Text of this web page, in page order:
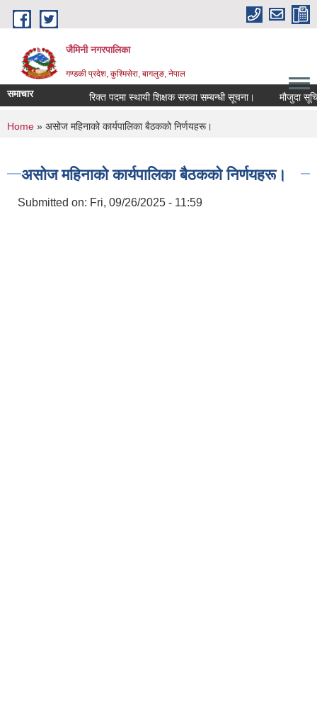
Skip to main content
जैमिनी नगरपालिका
गण्डकी प्रदेश, कुश्मिसेरा, बागलुङ, नेपाल
समाचार रिक्त पदमा स्थायी शिक्षक सरुवा सम्बन्धी सूचना। मौजुदा
You are here
Home » असोज महिनाको कार्यपालिका बैठकको निर्णयहरू।
असोज महिनाको कार्यपालिका बैठकको निर्णयहरू।
Submitted on: Fri, 09/26/2025 - 11:59